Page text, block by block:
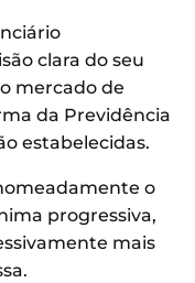
clara do seu
mercado de
da Previdência
estabelecidas.
o
progressiva,
mais